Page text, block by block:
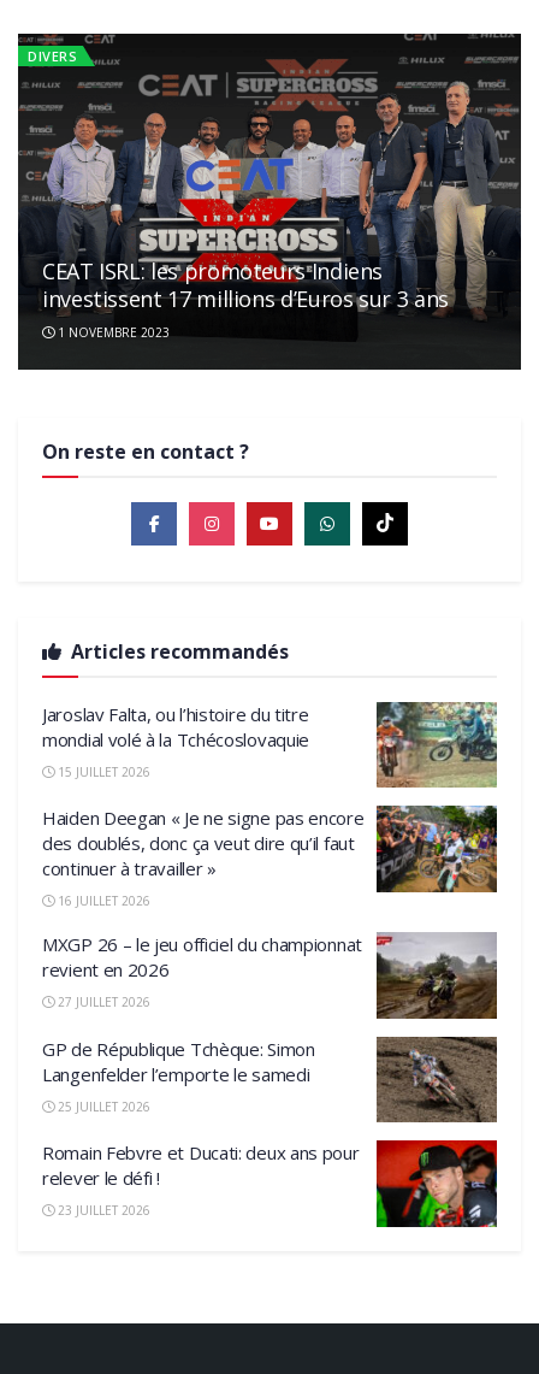
DIVERS
DIVERS
CEAT ISRL: les promoteurs Indiens
investissent 17 millions d’Euros sur 3 ans
1 NOVEMBRE 2023
On reste en contact ?
Articles recommandés
Jaroslav Falta, ou l’histoire du titre
mondial volé à la Tchécoslovaquie
15 JUILLET 2026
Haiden Deegan « Je ne signe pas encore
des doublés, donc ça veut dire qu’il faut
continuer à travailler »
16 JUILLET 2026
MXGP 26 – le jeu officiel du championnat
revient en 2026
27 JUILLET 2026
GP de République Tchèque: Simon
Langenfelder l’emporte le samedi
25 JUILLET 2026
Romain Febvre et Ducati: deux ans pour
relever le défi !
23 JUILLET 2026